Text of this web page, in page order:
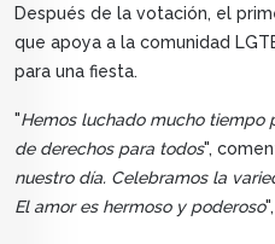
Después de la votación, el
que apoya a la comunidad
para una fiesta.
"Hemos luchado mucho tiempo
de derechos para todos",
nuestro día. Celebramos la
El amor es hermoso y poderoso